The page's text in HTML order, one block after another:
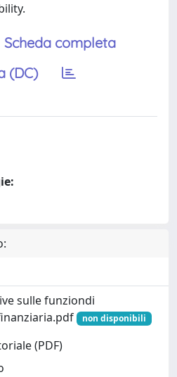
Scheda completa
(DC)
sulle funziondi
non disponibili
(PDF)